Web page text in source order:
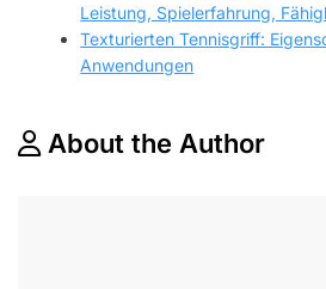
Leistung, Spielerfahrung,
Texturierten Tennisgriff:
Anwendungen
About the Author